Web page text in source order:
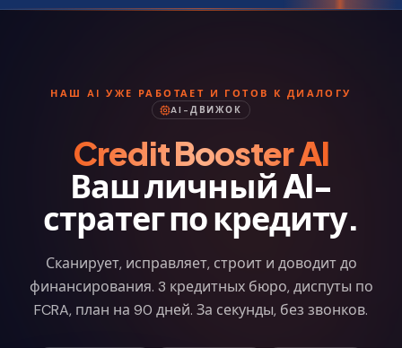
НАШ AI УЖЕ РАБОТАЕТ И ГОТОВ К ДИАЛОГУ
AI-ДВИЖОК
Credit Booster AI
Ваш личный AI-
стратег по кредиту.
Сканирует, исправляет, строит и доводит до
финансирования. 3 кредитных бюро, диспуты по
FCRA, план на 90 дней. За секунды, без звонков.